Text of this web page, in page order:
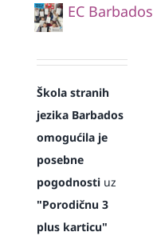
EC Barbados
Škola stranih
jezika Barbados
omogućila je
posebne
pogodnostiuz
"Porodičnu 3
plus karticu"